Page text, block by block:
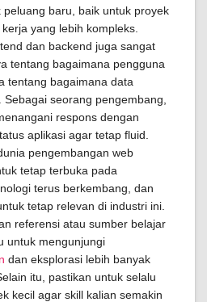
baru, baik untuk proyek
yang lebih kompleks.
dan backend juga sangat
tentang bagaimana pengguna
tentang bagaimana data
seorang pengembang,
respons dengan
aplikasi agar tetap fluid.
pengembangan web
tetap terbuka pada
terus berkembang, dan
tetap relevan di industri ini.
referensi atau sumber belajar
untuk mengunjungi
dan eksplorasi lebih banyak
itu, pastikan untuk selalu
kecil agar skill kalian semakin